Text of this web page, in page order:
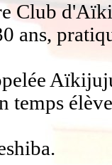
Club
ans,
temps